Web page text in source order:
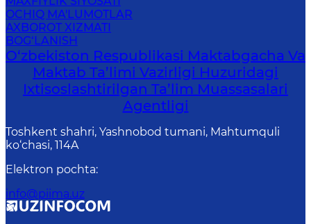
OCHIQ MA'LUMOTLAR
AXBOROT XIZMATI
BOG‘LANISH
O‘zbekiston Respublikasi Maktabgacha Va
Maktab Ta’limi Vazirligi Huzuridagi
Ixtisoslashtirilgan Ta’lim Muassasalari
Agentligi
Toshkent shahri, Yashnobod tumani, Mahtumquli
ko‘chasi, 114A
Elektron pochta:
info@piima.uz